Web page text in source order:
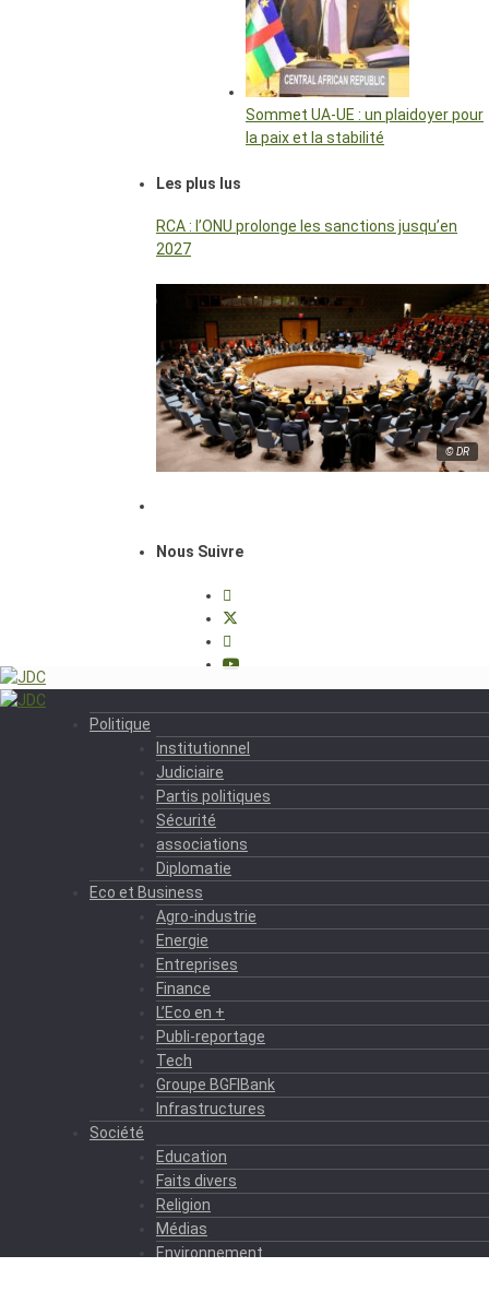
Sommet UA-UE : un plaidoyer pour
la paix et la stabilité
Les plus lus
RCA : l’ONU prolonge les sanctions jusqu’en
2027
© DR
Nous Suivre
Politique
Institutionnel
Judiciaire
Partis politiques
Sécurité
associations
Diplomatie
Eco et Business
Agro-industrie
Energie
Entreprises
Finance
L’Eco en +
Publi-reportage
Tech
Groupe BGFIBank
Infrastructures
Société
Education
Faits divers
Religion
Médias
Environnement